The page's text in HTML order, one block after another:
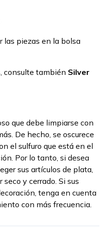
las piezas en la bolsa
consulte también Silver
que debe limpiarse con
De hecho, se oscurece
el sulfuro que está en el
Por lo tanto, si desea
sus artículos de plata,
y cerrado. Si sus
tenga en cuenta
con más frecuencia.